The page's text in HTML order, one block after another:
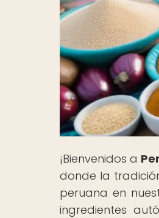
¡Bienvenidos a
donde la
peruana en
ingredientes